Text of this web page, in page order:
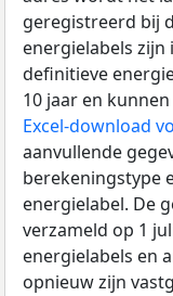
geregistreerd bij
energielabels
definitieve
10 jaar en
Excel-download
aanvullende
berekeningstype
energielabel. De
verzameld op 1
energielabels en
opnieuw zijn